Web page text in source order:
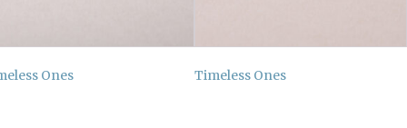
Ones Timeless Ones